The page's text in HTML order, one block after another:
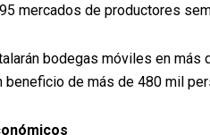
mercados de productores
bodegas móviles en
beneficio de más de 480 mil